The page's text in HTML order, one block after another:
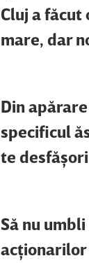
Cluj a făcut
mare, dar
Din
specificul
te
Să nu
acţionarilor